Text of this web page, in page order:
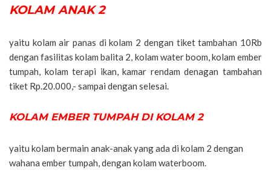
KOLAM ANAK 2
yaitu kolam air panas di kolam 2 dengan tiket tambahan 10Rb
dengan fasilitas kolam balita 2, kolam water boom, kolam ember
tumpah, kolam terapi ikan, kamar rendam denagan tambahan
tiket Rp.20.000,- sampai dengan selesai.
KOLAM EMBER TUMPAH DI KOLAM 2
yaitu kolam bermain anak-anak yang ada di kolam 2 dengan
wahana ember tumpah, dengan kolam waterboom.